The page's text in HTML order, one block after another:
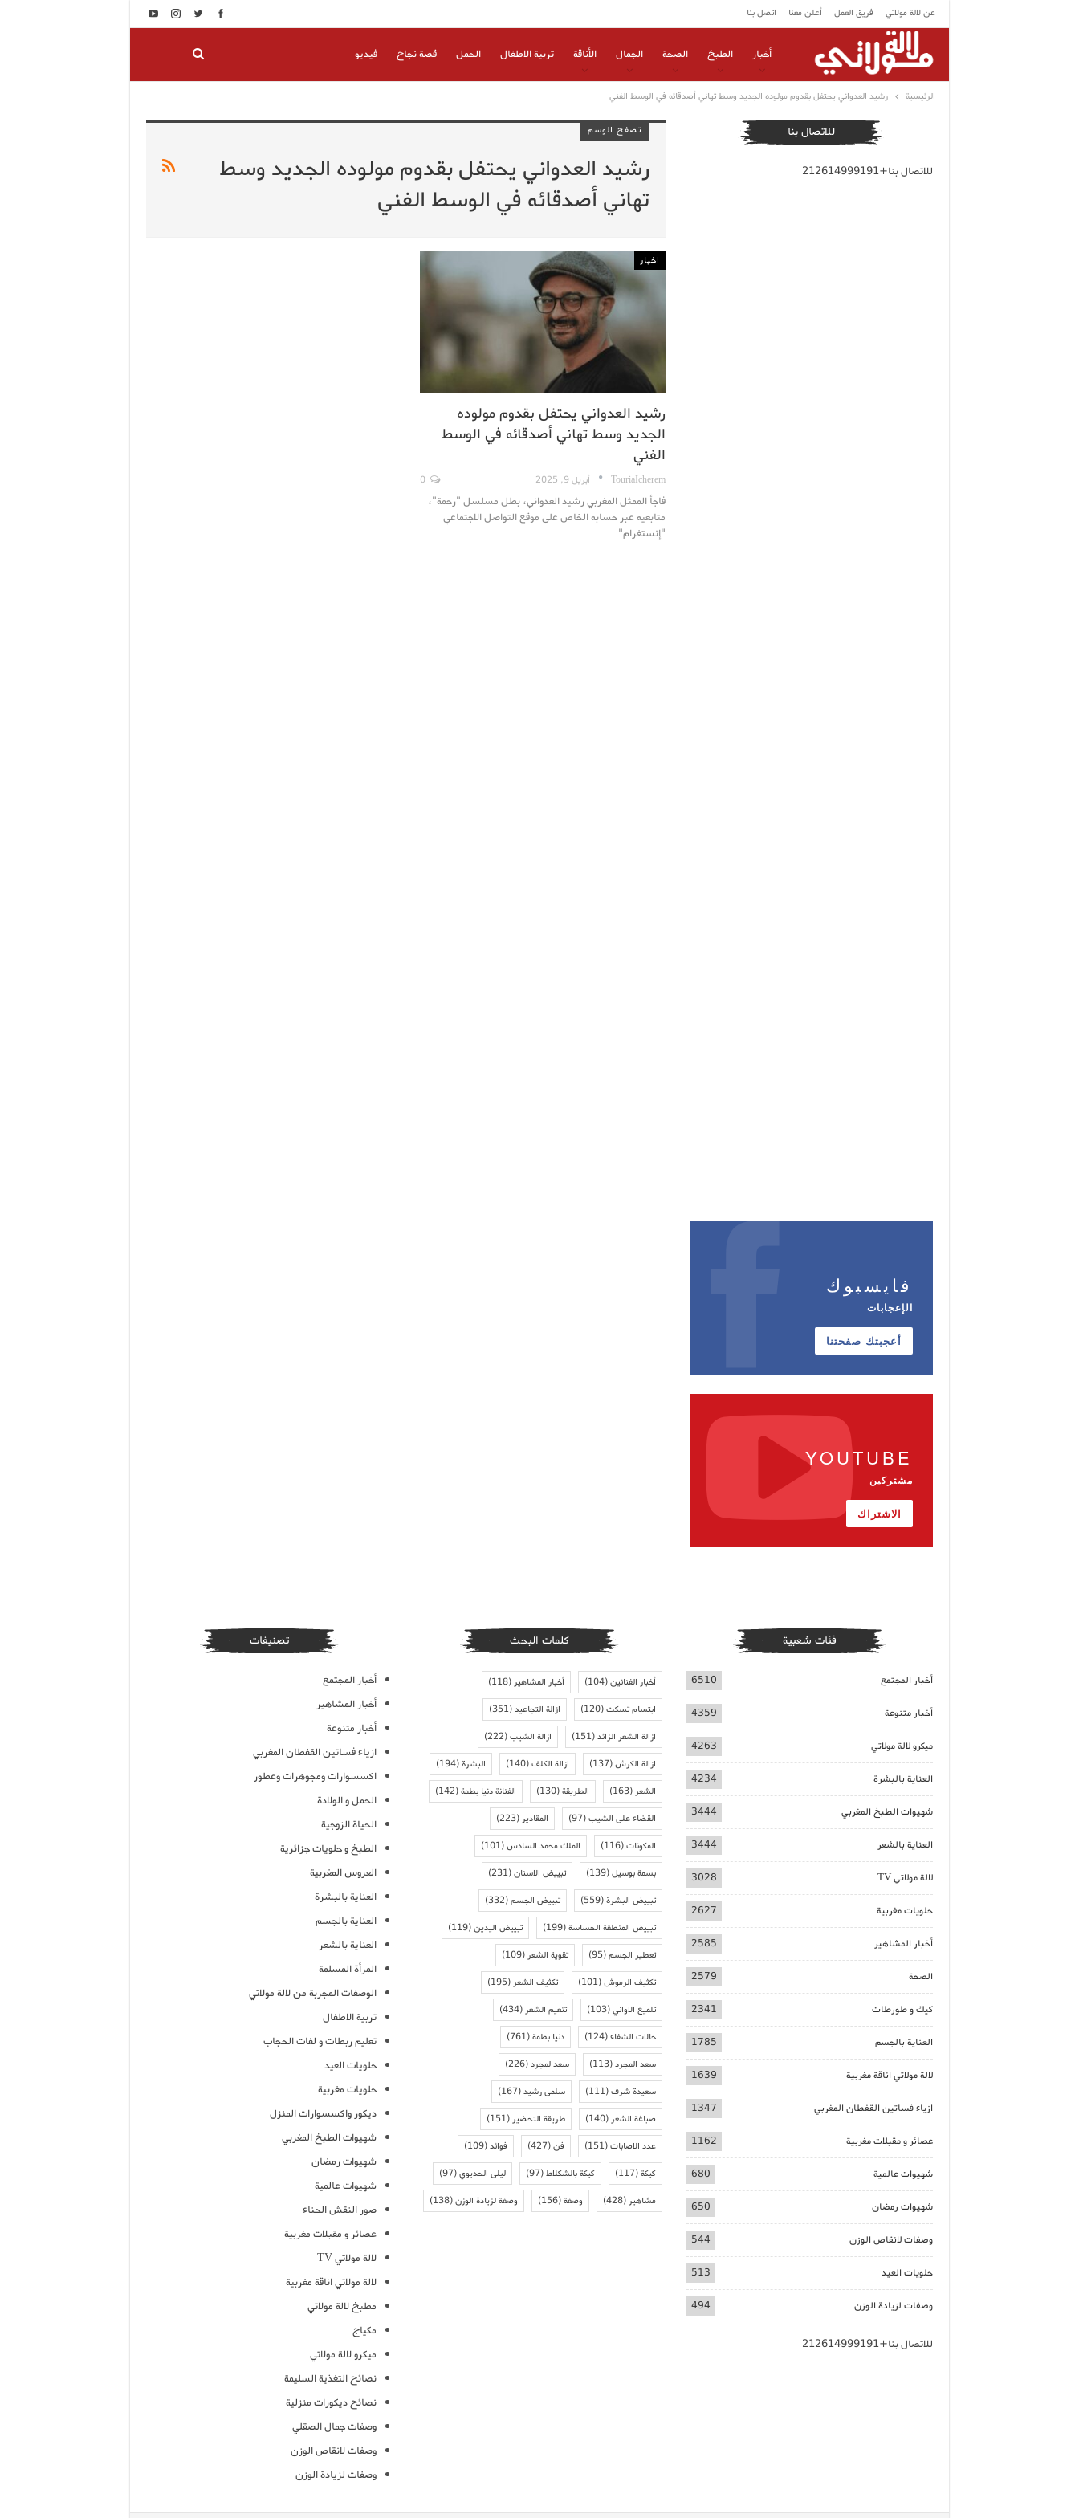
عن لالة مولاتي فريق العمل أعلن معنا اتصل بنا
أخبار الطبخ الصحة الجمال الأناقة تربية الاطفال الحمل قصة نجاح فيديو
الرئيسية رشيد العدواني يحتفل بقدوم مولوده الجديد وسط تهاني أصدقائه في الوسط الفني
تصفح الوسم
رشيد العدواني يحتفل بقدوم مولوده الجديد وسط
تهاني أصدقائه في الوسط الفني
اخبار
رشيد العدواني يحتفل بقدوم مولوده
الجديد وسط تهاني أصدقائه في الوسط
الفني
TouriaIcherem أبريل 9, 2025
فاجأ الممثل المغربي رشيد العدواني، بطل مسلسل "رحمة"،
متابعيه عبر حسابه الخاص على موقع التواصل الاجتماعي
"إنستغرام"…
للاتصال بنا
للاتصال بنا+212614999191
فايسبوك
الإعجابات
أعجبتك صفحتنا
YOUTUBE
مشتركين
الاشتراك
فئات شعبية
أخبار المجتمع 6510
أخبار متنوعة 4359
ميكرو لالة مولاتي 4263
العناية بالبشرة 4234
شهيوات الطبخ المغربي 3444
العناية بالشعر 3444
لالة مولاتي TV 3028
حلويات مغربية 2627
أخبار المشاهير 2585
الصحة 2579
كيك و طورطات 2341
العناية بالجسم 1785
لالة مولاتي اناقة مغربية 1639
ازياء فساتين القفطان المغربي 1347
عصائر و مقبلات مغربية 1162
شهيوات عالمية 680
شهيوات رمضان 650
وصفات لانقاص الوزن 544
حلويات العيد 513
وصفات لزيادة الوزن 494
للاتصال بنا+212614999191
كلمات البحث
أخبار الفنانين(104) أخبار المشاهير(118)
ابتسام تسكت(120) ازالة التجاعيد(351)
ازالة الشعر الزائد(151) ازالة الشيب(222)
ازالة الكرش(137) ازالة الكلف(140) البشرة(194)
الشعر(163) الطريقة(130) الفنانة دنيا بطمة(142)
القضاء على الشيب(97) المقادير(223)
المكونات(116) الملك محمد السادس(101)
بسمة بوسيل(139) تبييض الاسنان(231)
تبييض البشرة(559) تبييض الجسم(332)
تبييض المنطقة الحساسة(199) تبييض اليدين(119)
تعطير الجسم(95) تقوية الشعر(109)
تكثيف الرموش(101) تكثيف الشعر(195)
تلميع الاواني(103) تنعيم الشعر(434)
حالات الشفاء(124) دنيا بطمة(761)
سعد المجرد(113) سعد لمجرد(226)
سعيدة شرف(111) سلمى رشيد(167)
صباغة الشعر(140) طريقة التحضير(151)
عدد الاصابات(151) فن(427) فوائد(109)
كيكة(117) كيكة بالشكلاط(97) ليلى الحديوي(97)
مشاهير(428) وصفة(156) وصفة لزيادة الوزن(138)
تصنيفات
أخبار المجتمع
أخبار المشاهير
أخبار متنوعة
ازياء فساتين القفطان المغربي
اكسسوارات ومجوهرات وعطور
الحمل و الولادة
الحياة الزوجية
الطبخ و حلويات جزائرية
العروس المغربية
العناية بالبشرة
العناية بالجسم
العناية بالشعر
المرأة المسلمة
الوصفات المجربة من لالة مولاتي
تربية الاطفال
تعليم ربطات و لفات الحجاب
حلويات العيد
حلويات مغربية
ديكور واكسسوارات المنزل
شهيوات الطبخ المغربي
شهيوات رمضان
شهيوات عالمية
صور النقش الحناء
عصائر و مقبلات مغربية
لالة مولاتي TV
لالة مولاتي اناقة مغربية
مطبخ لالة مولاتي
مكياج
ميكرو لالة مولاتي
نصائح التغذية السليمة
نصائح ديكورات منزلية
وصفات جمال الصقلي
وصفات لانقاص الوزن
وصفات لزيادة الوزن